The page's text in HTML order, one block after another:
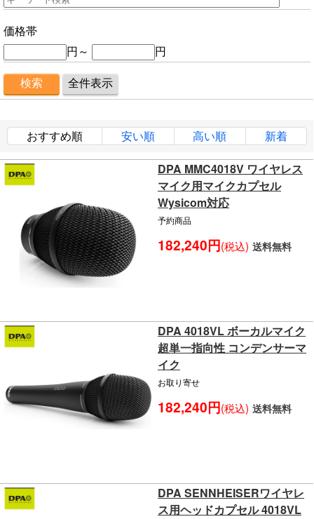
価格帯
円～
円
おすすめ順 安い順 高い順 新着
DPA MMC4018V ワイヤレス
マイク用マイクカプセル
Wysicom対応
予約商品
182,240円(税込) 送料無料
DPA 4018VL ボーカルマイク
超単一指向性 コンデンサーマ
イク
お取り寄せ
182,240円(税込) 送料無料
DPA SENNHEISERワイヤレ
ス用ヘッドカプセル 4018VL